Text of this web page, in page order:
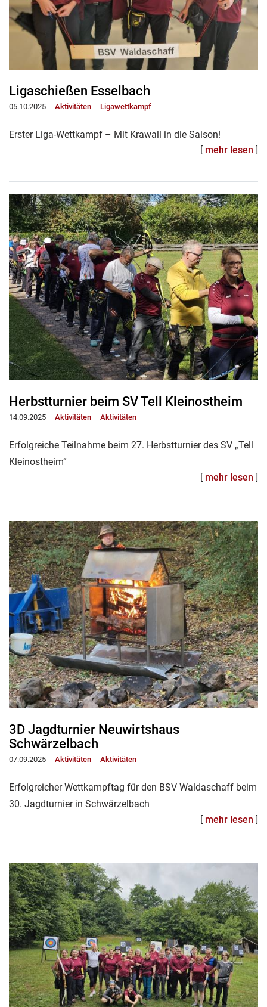
Ligaschießen Esselbach
05.10.2025 Aktivitäten Ligawettkampf
Erster Liga-Wettkampf – Mit Krawall in die Saison!
[ mehr lesen ]
Herbstturnier beim SV Tell Kleinostheim
14.09.2025 Aktivitäten Aktivitäten
Erfolgreiche Teilnahme beim 27. Herbstturnier des SV „Tell
Kleinostheim“
[ mehr lesen ]
3D Jagdturnier Neuwirtshaus
Schwärzelbach
07.09.2025 Aktivitäten Aktivitäten
Erfolgreicher Wettkampftag für den BSV Waldaschaff beim
30. Jagdturnier in Schwärzelbach
[ mehr lesen ]